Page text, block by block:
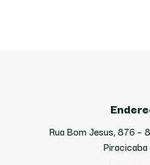
Rua Bom Jesus, 876 –